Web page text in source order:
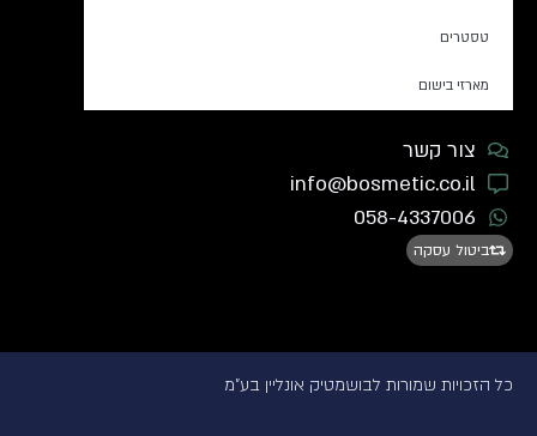
טסטרים
מארזי בישום
צור קשר
info@bosmetic.co.il
058-4337006
ביטול עסקה
כל הזכויות שמורות לבושמטיק אונליין בע"מ